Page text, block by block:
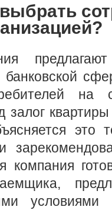
банковской
на
это
компания
условиями